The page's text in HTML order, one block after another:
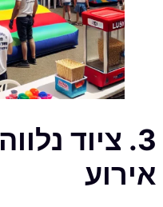
3. ציוד
אירוע